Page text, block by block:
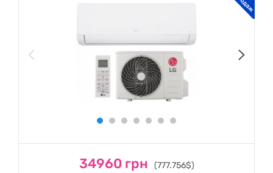
34960 грн (777.756$)